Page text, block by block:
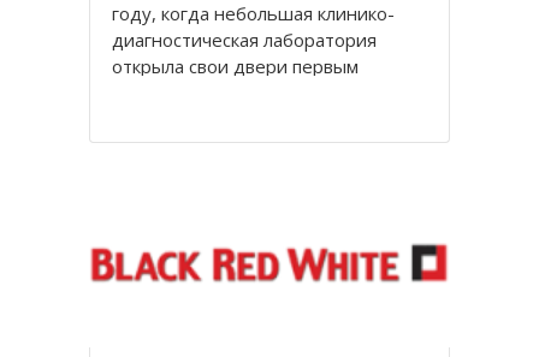
году, когда небольшая клинико-
диагностическая лаборатория
открыла свои двери первым
доросла до нового статуса, и в
Инвитро